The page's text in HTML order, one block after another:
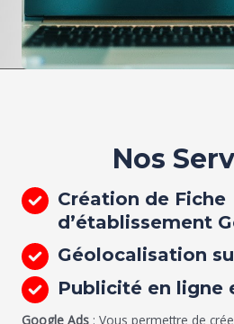
Nos
Création de Fiche
d’établissement
Géolocalisation
Publicité en ligne
Google Ads : Vous permettre de